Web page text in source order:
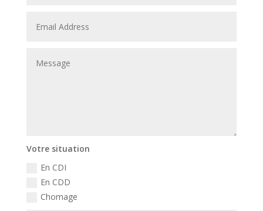
Votre situation
En CDI
En CDD
Chomage